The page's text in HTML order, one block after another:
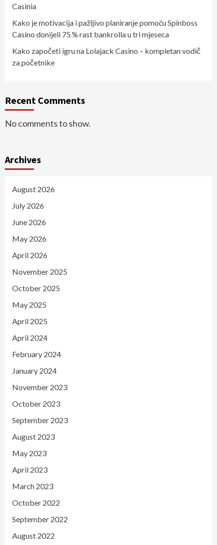
Casinia
Kako je motivacija i pažljivo planiranje pomoću Spinboss
Casino donijeli 75 % rast bankrolla u tri mjeseca
Kako započeti igru na Lolajack Casino – kompletan vodič
za početnike
Recent Comments
No comments to show.
Archives
August 2026
July 2026
June 2026
May 2026
April 2026
November 2025
October 2025
May 2025
April 2025
April 2024
February 2024
January 2024
November 2023
October 2023
September 2023
August 2023
May 2023
April 2023
March 2023
October 2022
September 2022
August 2022